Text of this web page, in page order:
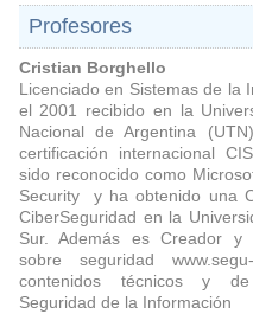
Profesores
Cristian Borghello
Licenciado en Sistemas de la
el 2001 recibido en la
Nacional de Argentina
certificación internacional
sido reconocido como
Security y ha obtenido una
CiberSeguridad en la
Sur. Además es Creador y
sobre seguridad
contenidos técnicos y
Seguridad de la Información